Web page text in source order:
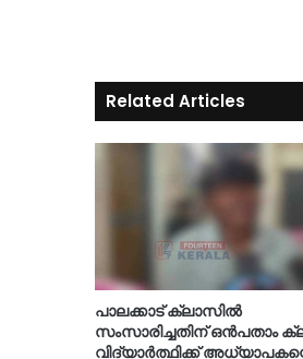
Related Articles
പാലക്കാട് ക്ലാസിൽ
സംസാരിച്ചതിന് ഒൻപതാം
വിദ്യാർത്ഥിക്ക്